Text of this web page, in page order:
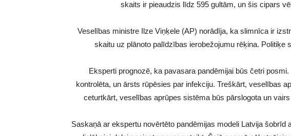
skaits ir pieaudzis līdz 595 gultām, un šis cipars
Veselības ministre Ilze Viņķele (AP) norādīja, ka slimnīca ir
skaitu uz plānoto palīdzības ierobežojumu rēķina. Politiķe
Eksperti prognozē, ka pavasara pandēmijai būs četri
kontrolēta, un ārsts rūpēsies par infekciju. Treškārt, veselības
ceturtkārt, veselības aprūpes sistēma būs pārslogota un
Saskaņā ar ekspertu novērtēto pandēmijas modeli Latvija šobrīd